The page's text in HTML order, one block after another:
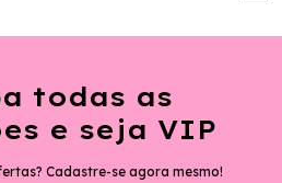
todas as
e seja VIP
Cadastre-se agora mesmo!